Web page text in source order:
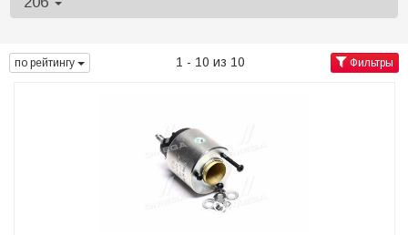
по рейтингу 1 - 10 из 10 Фильтры